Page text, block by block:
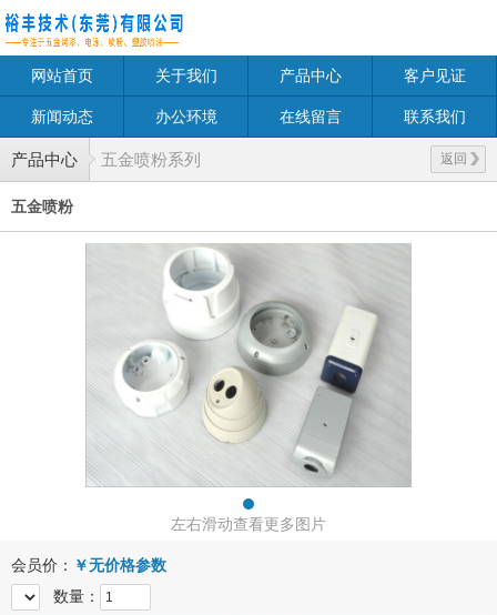
网站首页 关于我们 产品中心 客户见证
新闻动态 办公环境 在线留言 联系我们
产品中心 返回
五金喷粉系列
五金喷粉
左右滑动查看更多图片
会员价： ￥无价格参数
数量：